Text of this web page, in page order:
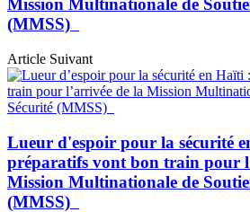
Mission Multinationale de
(MMSS)
Article Suivant
Lueur d'espoir pour la sécurité
préparatifs vont bon train pour
Mission Multinationale de
(MMSS)